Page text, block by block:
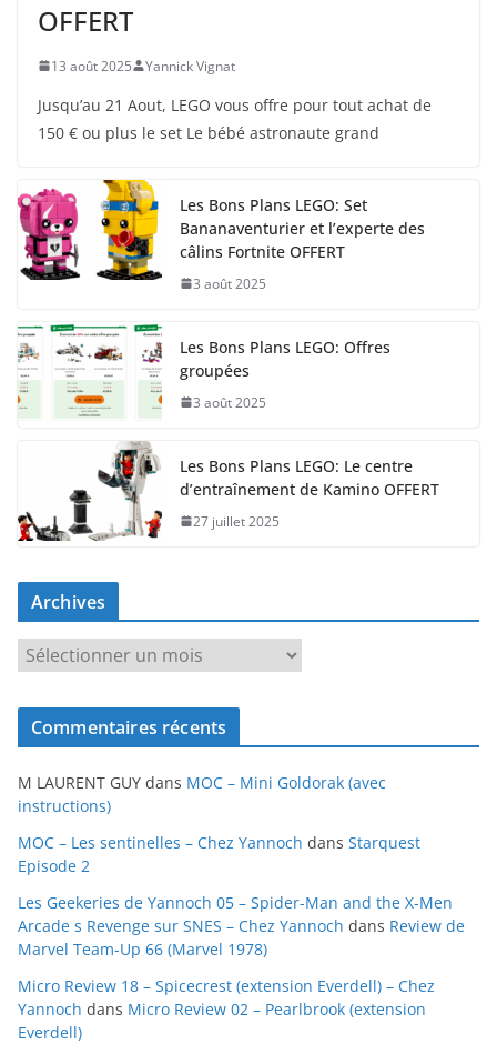
OFFERT
13 août 2025 Yannick Vignat
Jusqu’au 21 Aout, LEGO vous offre pour tout achat de
150 € ou plus le set Le bébé astronaute grand
Les Bons Plans LEGO: Set
Bananaventurier et l’experte des
câlins Fortnite OFFERT
3 août 2025
Les Bons Plans LEGO: Offres
groupées
3 août 2025
Les Bons Plans LEGO: Le centre
d’entraînement de Kamino OFFERT
27 juillet 2025
Archives
r
c
v
e
s
Commentaires récents
M LAURENT GUY dans MOC – Mini Goldorak (avec
instructions)
MOC – Les sentinelles – Chez Yannoch dans Starquest
Episode 2
Les Geekeries de Yannoch 05 – Spider-Man and the X-Men
Arcade s Revenge sur SNES – Chez Yannoch dans Review de
Marvel Team-Up 66 (Marvel 1978)
Micro Review 18 – Spicecrest (extension Everdell) – Chez
Yannoch dans Micro Review 02 – Pearlbrook (extension
Everdell)